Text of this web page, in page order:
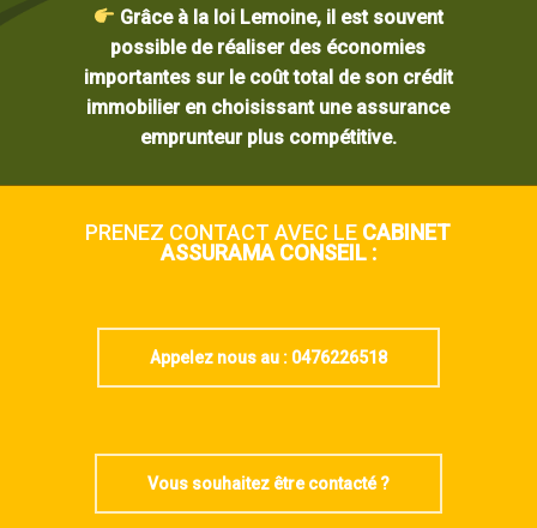
Grâce à la loi Lemoine, il est souvent
possible de réaliser des économies
importantes sur le coût total de son crédit
immobilier en choisissant une assurance
emprunteur plus compétitive.
PRENEZ CONTACT AVEC LE CABINET
ASSURAMA CONSEIL :
Appelez nous au : 0476226518
Vous souhaitez être contacté ?